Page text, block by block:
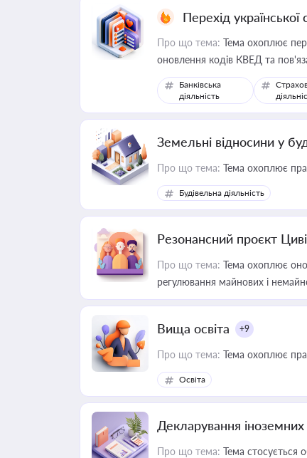
Перехід
Про що тема: Тема охоплює
оновлення кодів КВЕД та
Банківська
діяльність
Земельні відносини у
Про що тема: Тема охоплює
Будівельна діяльність
Резонансний проєкт
Про що тема: Тема охоплює
регулювання майнових і
Вища освіта +9
Про що тема: Тема охоплює
Освіта
Декларування іноземних
Про що тема: Тема стосується